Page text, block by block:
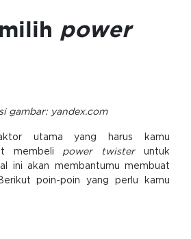
power
gambar: yandex.com
utama yang harus kamu
membeli power twisteruntuk
ini akan membantumu membuat
poin-poin yang perlu kamu